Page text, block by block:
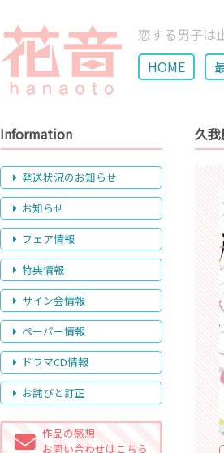
恋する男子
HOME
久
Information
発送状況のお知らせ
お知らせ
フェア情報
特典情報
サイン会情報
ペーパー情報
ドラマCD情報
お詫びと訂正
作品の感想
お問い合わせはこちら